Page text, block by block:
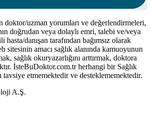
doktor/uzman yorumları ve değerlendirmeleri,
doğrudan veya dolaylı emri, talebi ve/veya
hasta/danışan tarafından bağımsız olarak
sitesinin amacı sağlık alanında kamuoyunun
sağlık okuryazarlığını arttırmak, doktora
İsteBuDoktor.com.tr herhangi bir Sağlık
tavsiye etmemektedir ve desteklememektedir.
A.Ş.